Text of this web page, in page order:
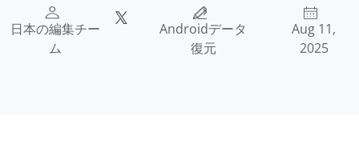
日本の編集チー
ム
Androidデータ
復元
Aug 11,
2025